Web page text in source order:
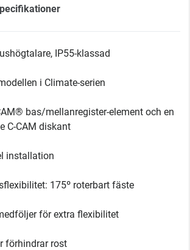
IP55-klassad
i Climate-serien
bas/mellanregister-element och en
C-CAM diskant
installation
175º roterbart fäste
för extra flexibilitet
förhindrar rost